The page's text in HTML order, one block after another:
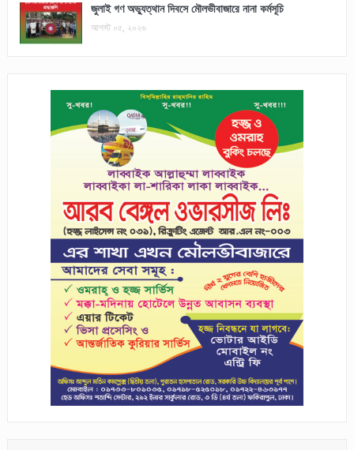
জুলাই গণ অভ্যুত্থান দিবসে মৌলভীবাজারে নানা কর্মসূচি
আগস্ট ০৫, ২০২৬